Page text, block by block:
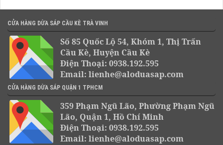
CỬA HÀNG DỪA SÁP CẦU KÈ TRÀ VINH
Số 85 Quốc Lộ 54, Khóm 1, Thị Trấn
Cầu Kè, Huyện Cầu Kè
Điện Thoại: 0938.192.595
Email: lienhe@aloduasap.com
CỬA HÀNG DỪA SÁP QUẬN 1 TPHCM
359 Phạm Ngũ Lão, Phường Phạm Ngũ
Lão, Quận 1, Hồ Chí Minh
Điện Thoại: 0938.192.595
Email: lienhe@aloduasap.com